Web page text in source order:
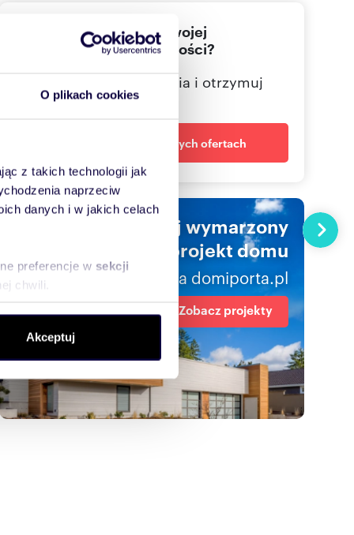
O plikach cookies
z takich technologii jak
naprzeciw
danych i w jakich celach
preferencje w sekcji
chwili.
społecznościowym,
od Ciebie lub
Akceptuj
Nie znalazłeś jeszcze swojej
wymarzonej nieruchomości?
Określ swoje oczekiwania i otrzymuj
dopasowane oferty
Powiadom o nowych ofertach
Znajdź swój wymarzony
projekt domu
na domiporta.pl
Zobacz projekty